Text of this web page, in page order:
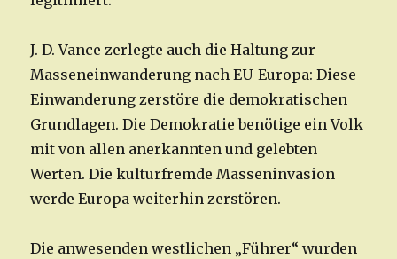
J. D. Vance zerlegte auch die Haltung zur
Masseneinwanderung nach EU-Europa: Diese
Einwanderung zerstöre die demokratischen
Grundlagen. Die Demokratie benötige ein Volk
mit von allen anerkannten und gelebten
Werten. Die kulturfremde Masseninvasion
werde Europa weiterhin zerstören.
Die anwesenden westlichen „Führer“ wurden